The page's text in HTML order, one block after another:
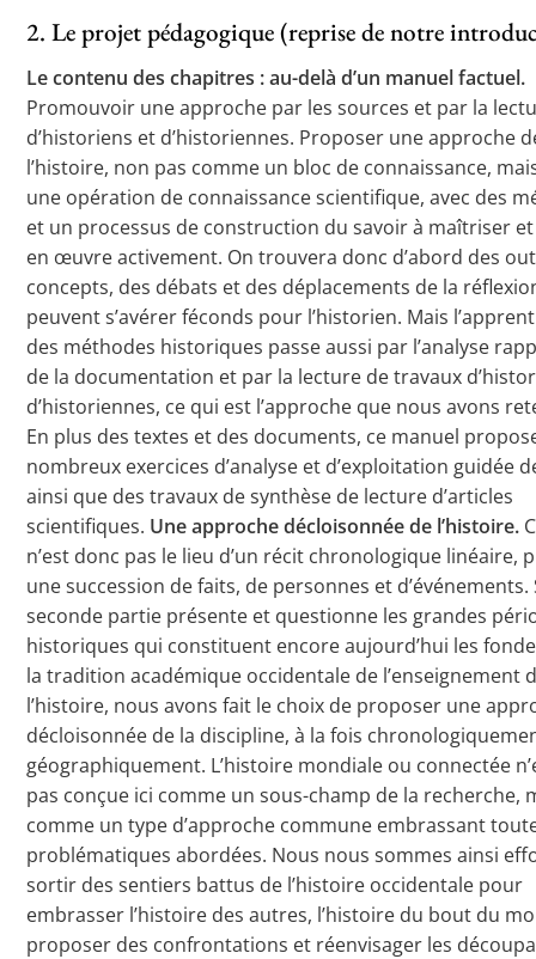
2. Le projet pédagogique (reprise de notre
Le contenu des chapitres : au-delà d’un manuel factuel.
Promouvoir une approche par les sources et par la
d’historiens et d’historiennes. Proposer une approche
l’histoire, non pas comme un bloc de connaissance,
une opération de connaissance scientifique, avec des
et un processus de construction du savoir à maîtriser
en œuvre activement. On trouvera donc d’abord des
concepts, des débats et des déplacements de la
peuvent s’avérer féconds pour l’historien. Mais
des méthodes historiques passe aussi par l’analyse
de la documentation et par la lecture de travaux
d’historiennes, ce qui est l’approche que nous avons
En plus des textes et des documents, ce manuel
nombreux exercices d’analyse et d’exploitation guidée
ainsi que des travaux de synthèse de lecture d’articles
scientifiques. Une approche décloisonnée de l’histoire.
n’est donc pas le lieu d’un récit chronologique linéaire,
une succession de faits, de personnes et d’événements.
seconde partie présente et questionne les grandes
historiques qui constituent encore aujourd’hui les
la tradition académique occidentale de l’enseignement
l’histoire, nous avons fait le choix de proposer une
décloisonnée de la discipline, à la fois
géographiquement. L’histoire mondiale ou connectée
pas conçue ici comme un sous-champ de la recherche,
comme un type d’approche commune embrassant
problématiques abordées. Nous nous sommes ainsi
sortir des sentiers battus de l’histoire occidentale pour
embrasser l’histoire des autres, l’histoire du bout du
proposer des confrontations et réenvisager les